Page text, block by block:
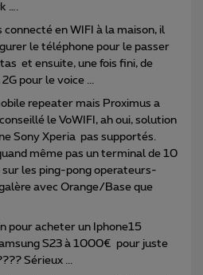
….
connecté en WIFI à la maison, il
le téléphone pour le passer
et ensuite, une fois fini, de
pour le voice ...
repeater mais Proximus a
le VoWIFI, ah oui, solution
Sony Xperia pas supportés.
même pas un terminal de 10
sur les ping-pong operateurs-
avec Orange/Base que
pour acheter un Iphone15
S23 à 1000€ pour juste
Sérieux ...